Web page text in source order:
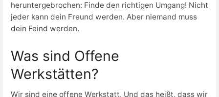
heruntergebrochen: Finde den richtigen Umgang! Nicht
jeder kann dein Freund werden. Aber niemand muss
dein Feind werden.
Was sind Offene
Werkstätten?
Wir sind eine offene Werkstatt. Und das heißt, dass wir